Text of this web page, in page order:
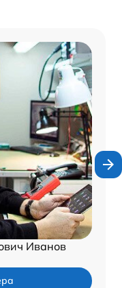
Иванов